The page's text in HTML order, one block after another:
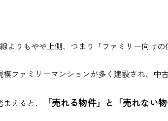
よりもやや上側、つまり「ファミリー向け
ファミリーマンションが多く建設され、中
えると、
「売れる物件」と「売れない